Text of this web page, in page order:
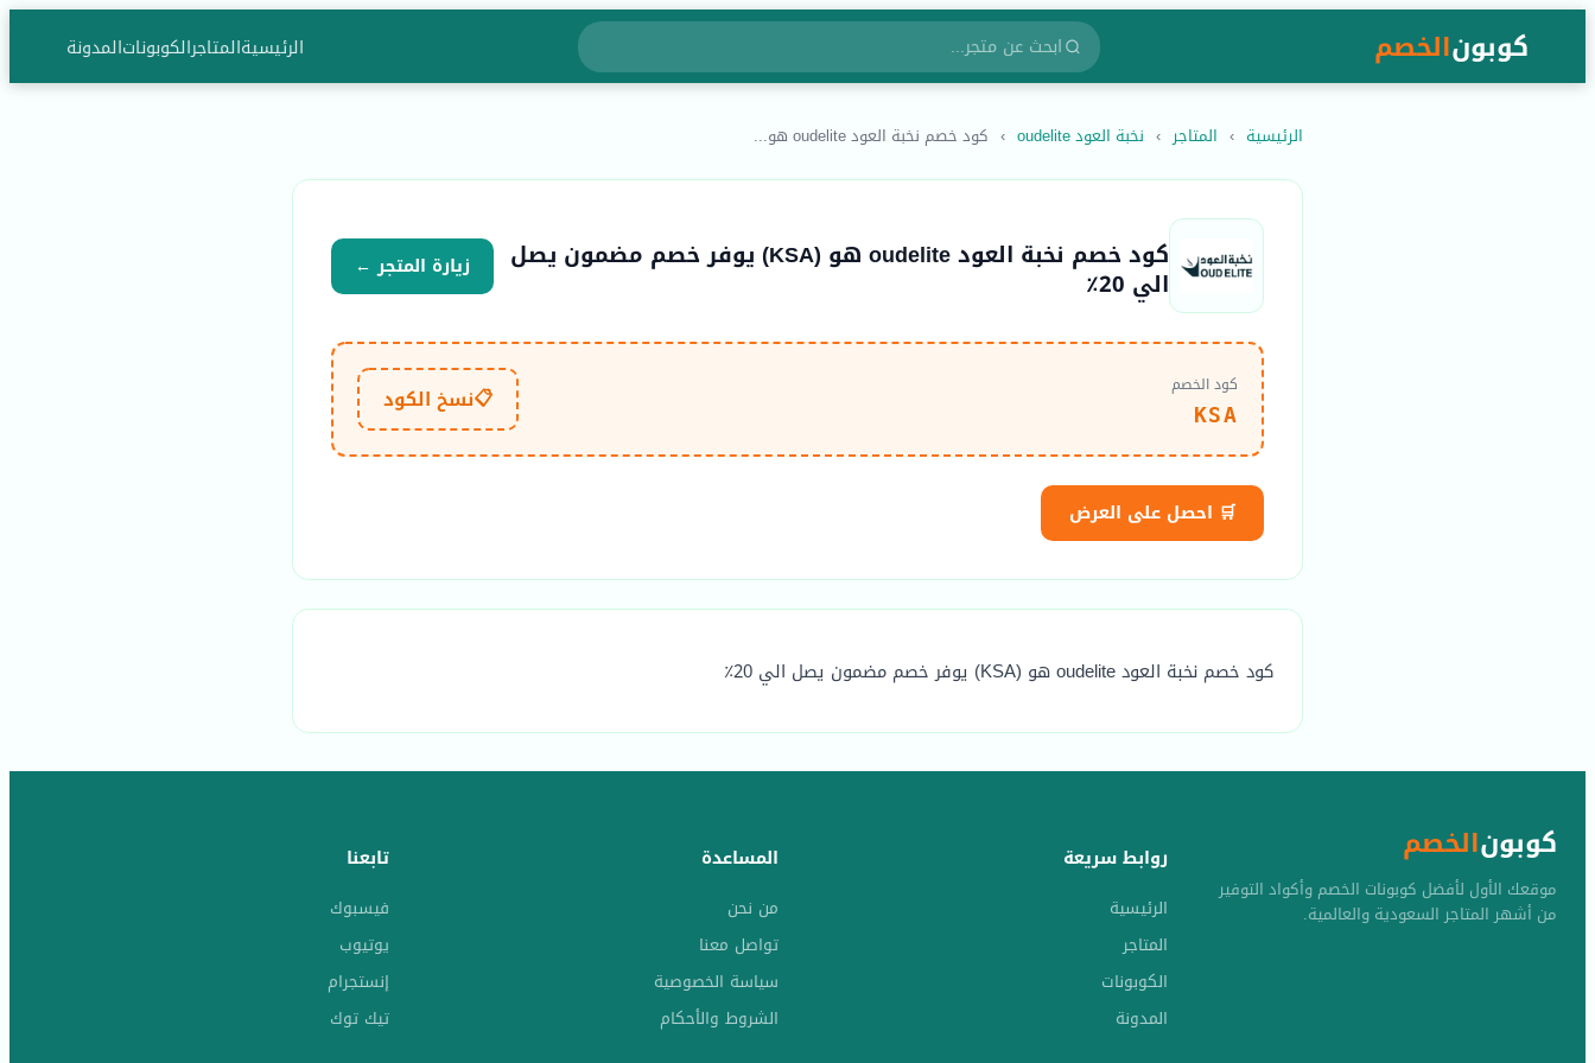
كوبونالخصم الرئيسيةالمتاجرالكوبوناتالمدونة
الرئيسية › المتاجر › نخبة العود oudelite › كود خصم نخبة العود oudelite هو...
كود خصم نخبة العود oudelite هو (KSA) يوفر خصم مضمون يصل
الي 20٪ زيارة المتجر ←
كود الخصم
KSA
📋نسخ الكود
🛒 احصل على العرض
كود خصم نخبة العود oudelite هو (KSA) يوفر خصم مضمون يصل الي 20٪
كوبونالخصم
موقعك الأول لأفضل كوبونات الخصم وأكواد التوفير
من أشهر المتاجر السعودية والعالمية.
روابط سريعة
الرئيسية
المتاجر
الكوبونات
المدونة
المساعدة
من نحن
تواصل معنا
سياسة الخصوصية
الشروط والأحكام
تابعنا
فيسبوك
يوتيوب
إنستجرام
تيك توك